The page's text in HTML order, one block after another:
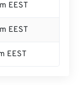
EEST
EEST
EEST